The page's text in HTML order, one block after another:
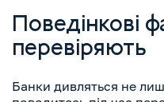
Поведінкові
перевіряють
Банки дивляться не